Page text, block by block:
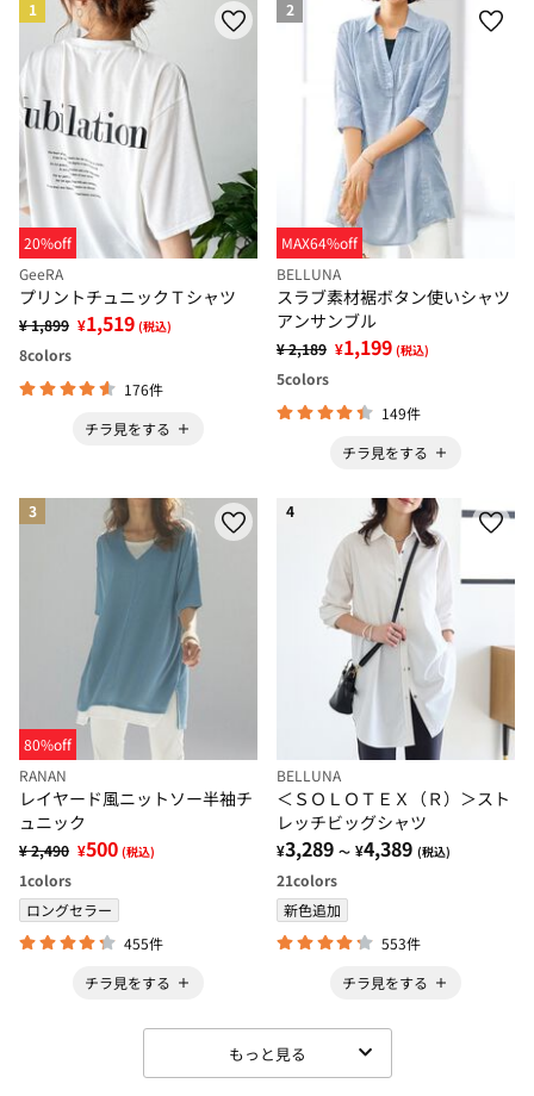
1
20%off
GeeRA
プリントチュニックＴシャツ
¥ 1,899 ¥1,519 (税込)
8colors
176件
チラ見をする
2
MAX64%off
BELLUNA
スラブ素材裾ボタン使いシャツ
アンサンブル
¥ 2,189 ¥1,199 (税込)
5colors
149件
チラ見をする
3
80%off
RANAN
レイヤード風ニットソー半袖チ
ュニック
¥ 2,490 ¥500 (税込)
1colors
ロングセラー
455件
チラ見をする
4
BELLUNA
＜ＳＯＬＯＴＥＸ（Ｒ）＞スト
レッチビッグシャツ
¥3,289 ～ ¥4,389 (税込)
21colors
新色追加
553件
チラ見をする
もっと見る